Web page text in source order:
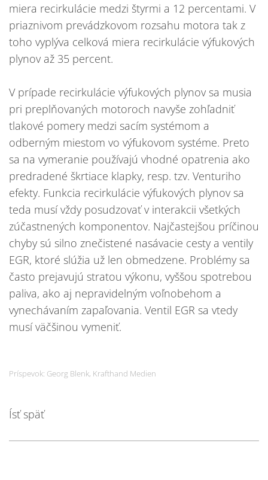
miera recirkulácie medzi štyrmi a 12 percentami. V
priaznivom prevádzkovom rozsahu motora tak z
toho vyplýva celková miera recirkulácie výfukových
plynov až 35 percent.
V prípade recirkulácie výfukových plynov sa musia
pri preplňovaných motoroch navyše zohľadniť
tlakové pomery medzi sacím systémom a
odberným miestom vo výfukovom systéme. Preto
sa na vymeranie používajú vhodné opatrenia ako
predradené škrtiace klapky, resp. tzv. Venturiho
efekty. Funkcia recirkulácie výfukových plynov sa
teda musí vždy posudzovať v interakcii všetkých
zúčastnených komponentov. Najčastejšou príčinou
chyby sú silno znečistené nasávacie cesty a ventily
EGR, ktoré slúžia už len obmedzene. Problémy sa
často prejavujú stratou výkonu, vyššou spotrebou
paliva, ako aj nepravidelným voľnobehom a
vynechávaním zapaľovania. Ventil EGR sa vtedy
musí väčšinou vymeniť.
Príspevok: Georg Blenk, Krafthand Medien
Ísť späť